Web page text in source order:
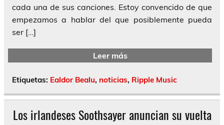
cada una de sus canciones. Estoy convencido de que
empezamos a hablar del que posiblemente pueda
ser […]
Leer más
Etiquetas: Ealdor Bealu, noticias, Ripple Music
Los irlandeses Soothsayer anuncian su vuelta